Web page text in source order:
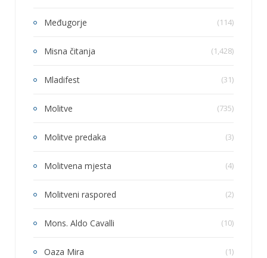
Međugorje (114)
Misna čitanja (1,428)
Mladifest (31)
Molitve (735)
Molitve predaka (3)
Molitvena mjesta (4)
Molitveni raspored (2)
Mons. Aldo Cavalli (10)
Oaza Mira (1)